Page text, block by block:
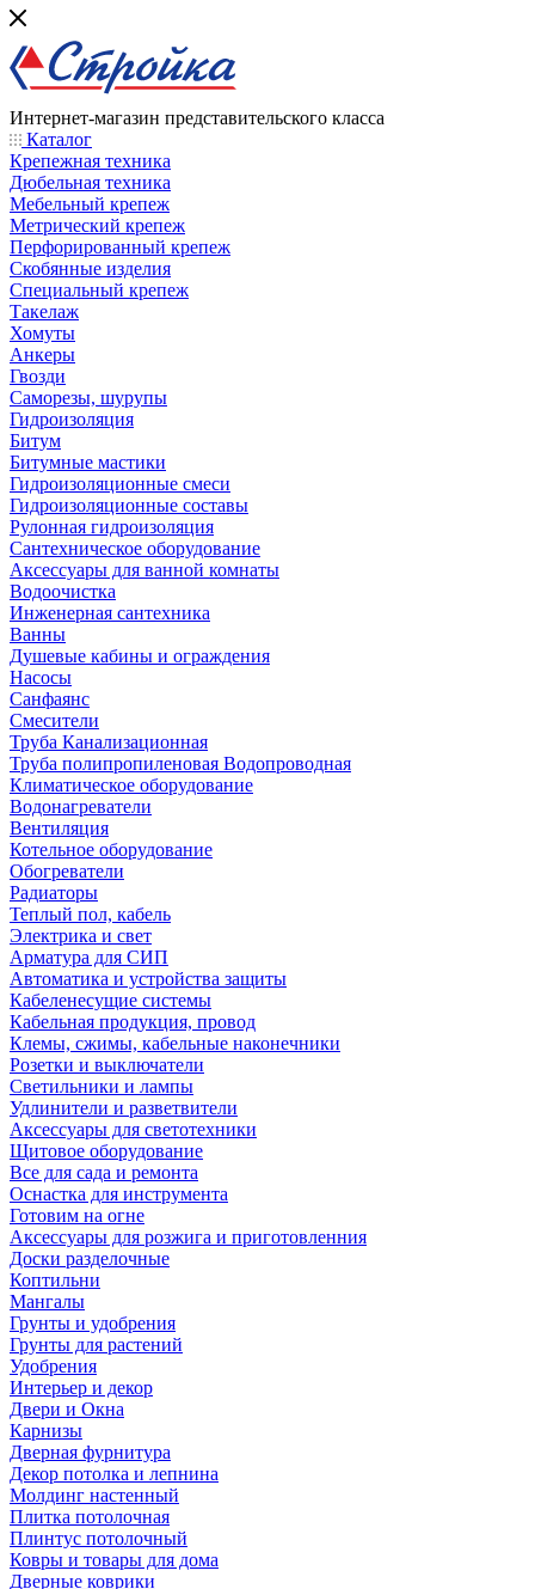
Интернет-магазин представительского класса
Каталог
Крепежная техника
Дюбельная техника
Мебельный крепеж
Метрический крепеж
Перфорированный крепеж
Скобянные изделия
Специальный крепеж
Такелаж
Хомуты
Анкеры
Гвозди
Саморезы, шурупы
Гидроизоляция
Битум
Битумные мастики
Гидроизоляционные смеси
Гидроизоляционные составы
Рулонная гидроизоляция
Сантехническое оборудование
Аксессуары для ванной комнаты
Водоочистка
Инженерная сантехника
Ванны
Душевые кабины и ограждения
Насосы
Санфаянс
Смесители
Труба Канализационная
Труба полипропиленовая Водопроводная
Климатическое оборудование
Водонагреватели
Вентиляция
Котельное оборудование
Обогреватели
Радиаторы
Теплый пол, кабель
Электрика и свет
Арматура для СИП
Автоматика и устройства защиты
Кабеленесущие системы
Кабельная продукция, провод
Клемы, сжимы, кабельные наконечники
Розетки и выключатели
Светильники и лампы
Удлинители и разветвители
Аксессуары для светотехники
Щитовое оборудование
Все для сада и ремонта
Оснастка для инструмента
Готовим на огне
Аксессуары для розжига и приготовленния
Доски разделочные
Коптильни
Мангалы
Грунты и удобрения
Грунты для растений
Удобрения
Интерьер и декор
Двери и Окна
Карнизы
Дверная фурнитура
Декор потолка и лепнина
Молдинг настенный
Плитка потолочная
Плинтус потолочный
Ковры и товары для дома
Дверные коврики